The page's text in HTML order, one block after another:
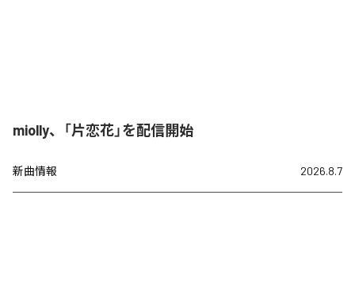
miolly、「片恋花」を配信開始
新曲情報 2026.8.7